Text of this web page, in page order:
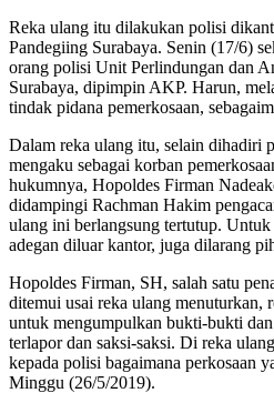
Reka ulang itu dilakukan polisi
Pandegiing Surabaya. Senin (17/6)
orang polisi Unit Perlindungan dan
Surabaya, dipimpin AKP. Harun,
tindak pidana pemerkosaan,
Dalam reka ulang itu, selain dihadiri
mengaku sebagai korban
hukumnya, Hopoldes Firman
didampingi Rachman Hakim
ulang ini berlangsung tertutup.
adegan diluar kantor, juga dilarang
Hopoldes Firman, SH, salah satu
ditemui usai reka ulang menuturkan,
untuk mengumpulkan bukti-bukti
terlapor dan saksi-saksi. Di reka
kepada polisi bagaimana perkosaan
Minggu (26/5/2019).